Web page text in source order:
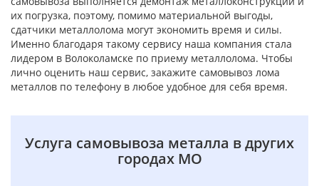
их погрузка, поэтому, помимо материальной выгоды,
сдатчики металлолома могут экономить время и силы.
Именно благодаря такому сервису наша компания стала
лидером в Волоколамске по приему металлолома. Чтобы
лично оценить наш сервис, закажите самовывоз лома
металлов по телефону в любое удобное для себя время.
Услуга самовывоза металла в других
городах МО